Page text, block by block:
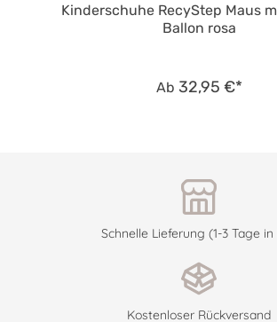
Kinderschuhe RecyStep Maus
Ballon rosa
Ab 32,95 €*
Schnelle Lieferung (1-3 Tage in
Kostenloser Rückversand